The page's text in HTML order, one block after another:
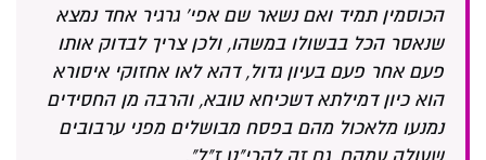
הכוסמין תמיד ואם נשאר שם אפי' גרגיר אחד נמצא
שנאסר הכל בבשולו במשהו, ולכן צריך לבדוק אותו
פעם אחר פעם בעיון גדול, דהא לאו אחזוקי איסורא
הוא כיון דמילתא דשכיחא טובא, והרבה מן החסידים
נמנעו מלאכול מהם בפסח מבושלים מפני ערבובים